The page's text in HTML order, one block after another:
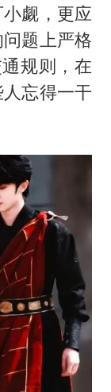
觑，更应
题上严格
规则，在
忘得一干